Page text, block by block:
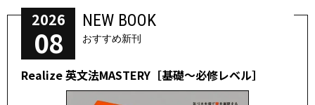
2026
08
NEW BOOK
おすすめ新刊
Realize 英文法MASTERY［基礎～必修レベル］